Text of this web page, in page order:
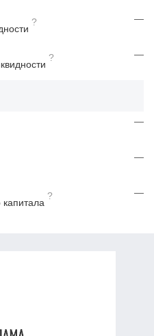
? —
? —
—
—
капитала
? —